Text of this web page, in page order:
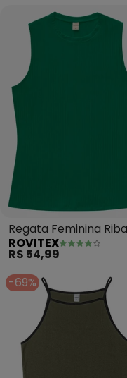
Regata Feminina
Canelada (Verde)
ROVITEX
R$ 54,99
-69%